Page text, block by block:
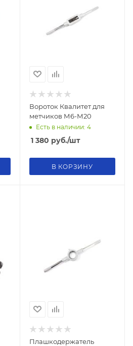
Вороток Квалитет для
метчиков М6-М20
Есть в наличии: 4
1 380 руб./шт
В КОРЗИНУ
Плашкодержатель